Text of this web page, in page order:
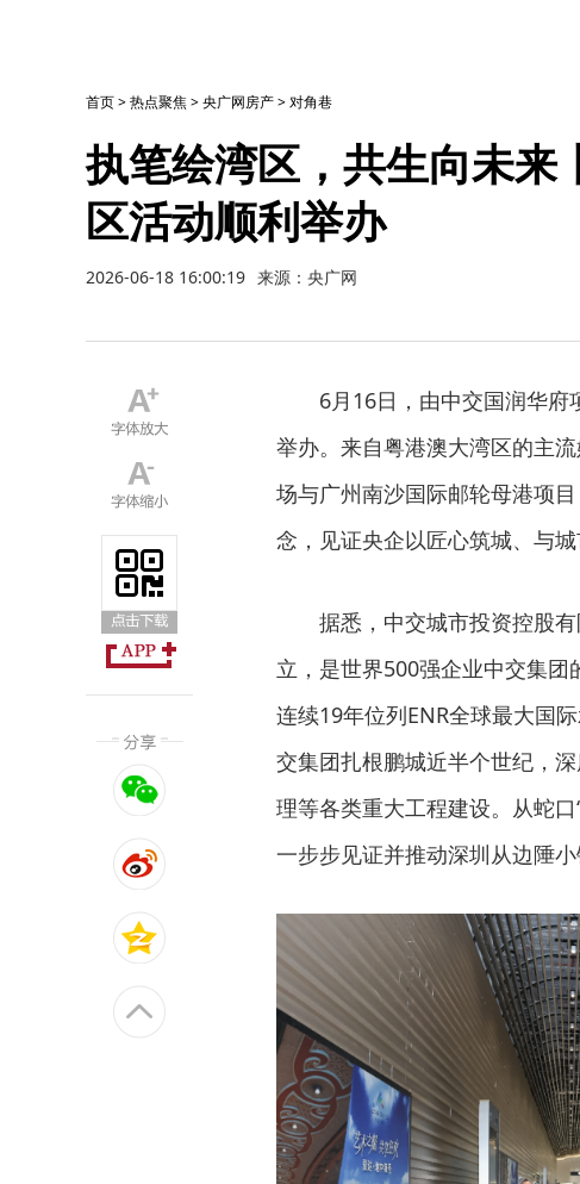
首页>热点聚焦>央广网房产>对角巷
执笔绘湾区，共生向未
区活动顺利举办
2026-06-18 16:00:19 来源：央广网
6月16日，由中交国润华
举办。来自粤港澳大湾区的主
场与广州南沙国际邮轮母港项
念，见证央企以匠心筑城、与城
据悉，中交城市投资控股
立，是世界500强企业中交集
连续19年位列ENR全球最大国
交集团扎根鹏城近半个世纪，
理等各类重大工程建设。从蛇
一步步见证并推动深圳从边陲